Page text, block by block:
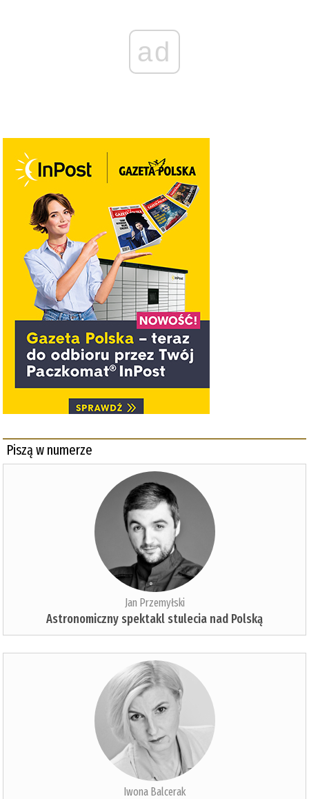
ad
Piszą w numerze
Jan Przemyłski
Astronomiczny spektakl stulecia nad Polską
Iwona Balcerak